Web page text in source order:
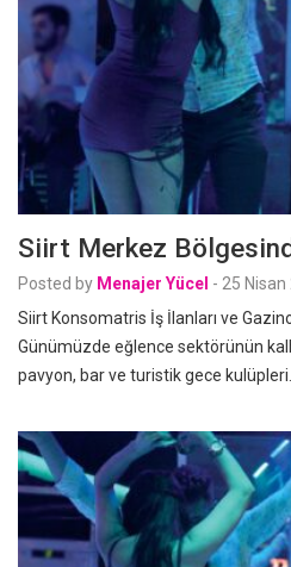
Siirt Merkez
Posted by Menajer Yücel - 25 Nisan
Siirt Konsomatris İş İlanları ve Gazino
Günümüzde eğlence sektörünün
pavyon, bar ve turistik gece